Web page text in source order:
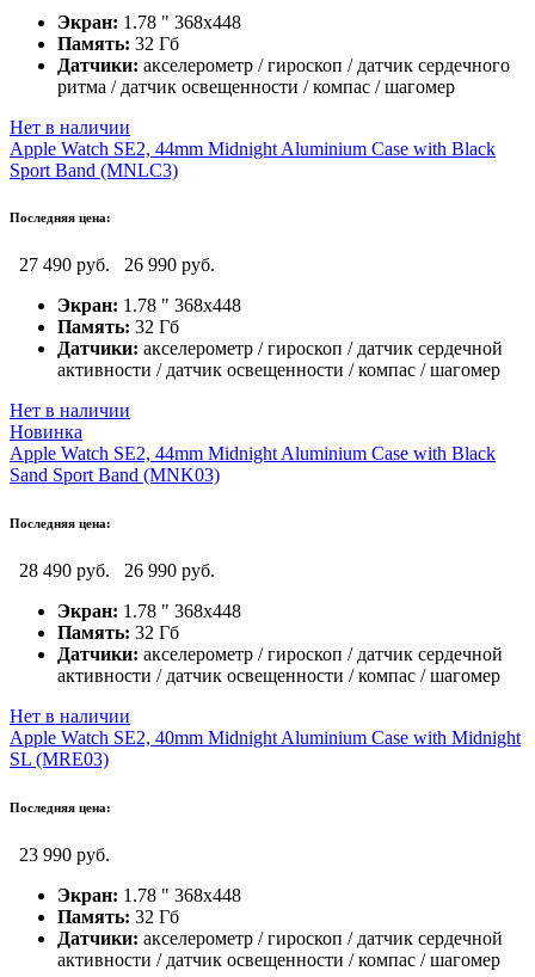
Экран: 1.78 " 368x448
Память: 32 Гб
Датчики: акселерометр / гироскоп / датчик сердечного
ритма / датчик освещенности / компас / шагомер
Нет в наличии
Apple Watch SE2, 44mm Midnight Aluminium Case with Black
Sport Band (MNLC3)
Последняя цена:
27 490 руб.
26 990 руб.
Экран: 1.78 " 368x448
Память: 32 Гб
Датчики: акселерометр / гироскоп / датчик сердечной
активности / датчик освещенности / компас / шагомер
Нет в наличии
Новинка
Apple Watch SE2, 44mm Midnight Aluminium Case with Black
Sand Sport Band (MNK03)
Последняя цена:
28 490 руб.
26 990 руб.
Экран: 1.78 " 368x448
Память: 32 Гб
Датчики: акселерометр / гироскоп / датчик сердечной
активности / датчик освещенности / компас / шагомер
Нет в наличии
Apple Watch SE2, 40mm Midnight Aluminium Case with Midnight
SL (MRE03)
Последняя цена:
23 990 руб.
Экран: 1.78 " 368x448
Память: 32 Гб
Датчики: акселерометр / гироскоп / датчик сердечной
активности / датчик освещенности / компас / шагомер